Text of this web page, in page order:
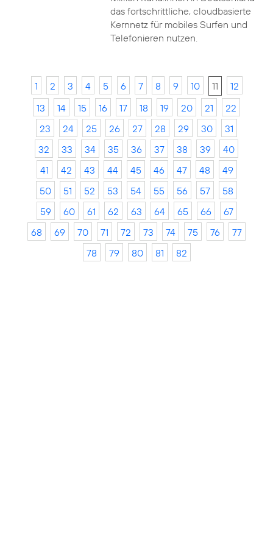
das fortschrittliche, cloudbasierte
Kernnetz für mobiles Surfen und
Telefonieren nutzen.
1 2 3 4 5 6 7 8 9 10 11
12
13
14 15 16 17 18 19 20 21
22
23
24 25 26 27 28 29 30
31
32
33 34 35 36 37 38 39
40
41
42 43 44 45 46 47 48
49
50
51 52 53 54 55 56 57
58
59
60 61 62 63 64 65 66
67
68
69 70 71 72 73 74 75 76
77
78
79 80 81 82